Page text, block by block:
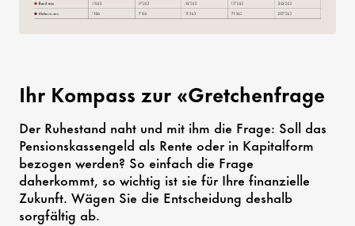
Ihr Kompass zur «Gretchenfrage
Der Ruhestand naht und mit ihm die Frage: Soll das
Pensionskassengeld als Rente oder in Kapitalform
bezogen werden? So einfach die Frage
daherkommt, so wichtig ist sie für Ihre finanzielle
Zukunft. Wägen Sie die Entscheidung deshalb
sorgfältig ab.